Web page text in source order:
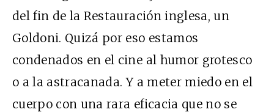
del fin de la Restauración inglesa, un
Goldoni. Quizá por eso estamos
condenados en el cine al humor grotesco
o a la astracanada. Y a meter miedo en el
cuerpo con una rara eficacia que no se